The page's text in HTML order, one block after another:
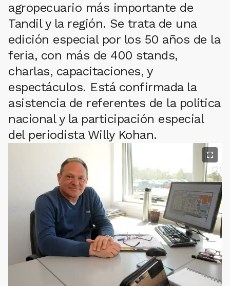
agropecuario más importante de
Tandil y la región. Se trata de una
edición especial por los 50 años de la
feria, con más de 400 stands,
charlas, capacitaciones, y
espectáculos. Está confirmada la
asistencia de referentes de la política
nacional y la participación especial
del periodista Willy Kohan.